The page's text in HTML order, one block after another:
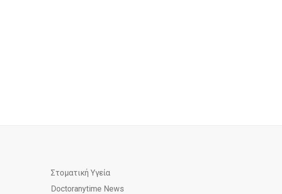
Στοματική Υγεία
Doctoranytime News